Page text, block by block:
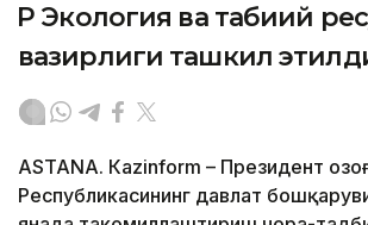
ҚР Экология ва табиий
вазирлиги ташкил
ASTANА. Кazinform – Президент
Республикасининг давлат